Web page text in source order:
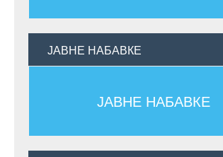
ЈАВНЕ НАБАВКЕ
ЈАВНЕ НАБАВКЕ